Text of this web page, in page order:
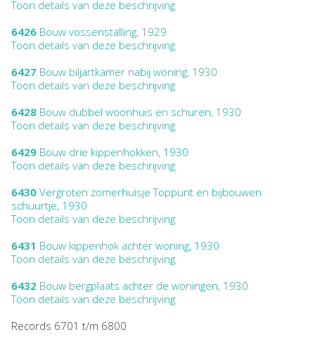
Toon details van deze beschrijving
6426 Bouw vossenstalling, 1929
Toon details van deze beschrijving
6427 Bouw biljartkamer nabij woning, 1930
Toon details van deze beschrijving
6428 Bouw dubbel woonhuis en schuren, 1930
Toon details van deze beschrijving
6429 Bouw drie kippenhokken, 1930
Toon details van deze beschrijving
6430 Vergroten zomerhuisje Toppunt en bijbouwen
schuurtje, 1930
Toon details van deze beschrijving
6431 Bouw kippenhok achter woning, 1930
Toon details van deze beschrijving
6432 Bouw bergplaats achter de woningen, 1930
Toon details van deze beschrijving
Records 6701 t/m 6800